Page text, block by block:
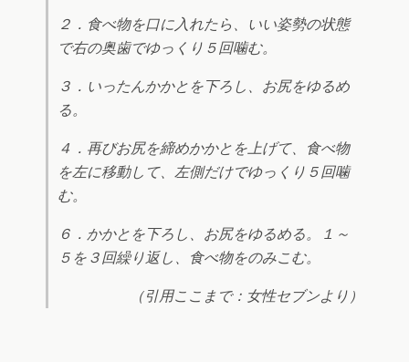
２．食べ物を口に入れたら、いい姿勢の状態
で右の奥歯でゆっくり５回噛む。
３．いったんかかとを下ろし、お尻をゆるめ
る。
４．再びお尻を締めかかとを上げて、食べ物
を左に移動して、左側だけでゆっくり５回噛
む。
６．かかとを下ろし、お尻をゆるめる。１～
５を３回繰り返し、食べ物をのみこむ。
（引用ここまで：女性セブンより）‌